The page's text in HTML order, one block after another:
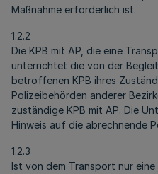
Maßnahme erforderlich ist.
1.2.2
Die KPB mit AP, die eine
unterrichtet die von der
betroffenen KPB ihres
Polizeibehörden anderer
zuständige KPB mit AP. Die
Hinweis auf die abrechnende
1.2.3
Ist von dem Transport nur